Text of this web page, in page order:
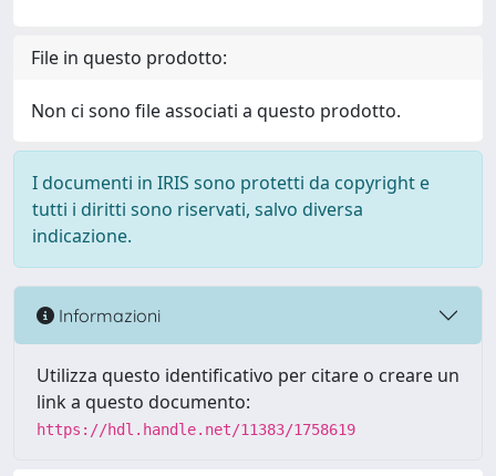
File in questo prodotto:
Non ci sono file associati a questo prodotto.
I documenti in IRIS sono protetti da copyright e
tutti i diritti sono riservati, salvo diversa
indicazione.
Informazioni
Utilizza questo identificativo per citare o creare un
link a questo documento:
https://hdl.handle.net/11383/1758619